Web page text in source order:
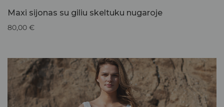
Maxi sijonas su giliu skeltuku nugaroje
80,00 €